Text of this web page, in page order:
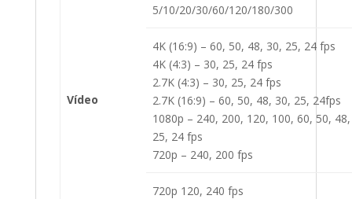
5/10/20/30/60/120/180/300
Vídeo
4K (16:9) – 60, 50, 48, 30, 25, 24 fps
4K (4:3) – 30, 25, 24 fps
2.7K (4:3) – 30, 25, 24 fps
2.7K (16:9) – 60, 50, 48, 30, 25, 24fps
1080p – 240, 200, 120, 100, 60, 50,
25, 24 fps
720p – 240, 200 fps
720p 120, 240 fps